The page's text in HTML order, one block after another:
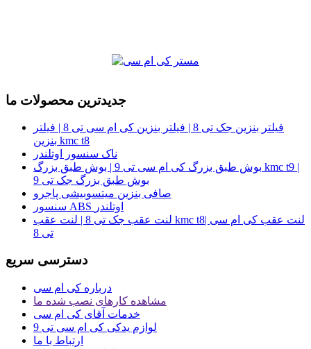
جدیدترین محصولات ما
فیلتر بنزین جک تی 8 | فیلتر بنزین کی ام سی تی 8 | فیلتر
بنزین kmc t8
ناک سنسور اوتلندر
بوش طبق بزرگ کی ام سی تی 9 | بوش طبق بزرگ kmc t9 |
بوش طبق بزرگ جک تی 9
صافی بنزین میتسوبیشی پاجرو
سنسور ABS اوتلندر
لنت عقب جک تی 8 | لنت عقب kmc t8| لنت عقب کی ام سی
تی 8
دسترسی سریع
درباره کی ام سی
مشاهده کارهای نصب شده ما
خدمات آقای کی ام سی
لوازم یدکی کی ام سی تی 9
ارتباط با ما